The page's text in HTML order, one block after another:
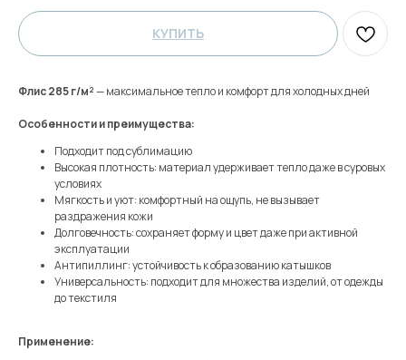
КУПИТЬ
Флис 285 г/м²— максимальное тепло и комфорт для холодных дней
Особенности и преимущества:
Подходит под сублимацию
Высокая плотность: материал удерживает тепло даже в суровых
условиях
Мягкость и уют: комфортный на ощупь, не вызывает
раздражения кожи
Долговечность: сохраняет форму и цвет даже при активной
эксплуатации
Антипиллинг: устойчивость к образованию катышков
Универсальность: подходит для множества изделий, от одежды
до текстиля
Применение: